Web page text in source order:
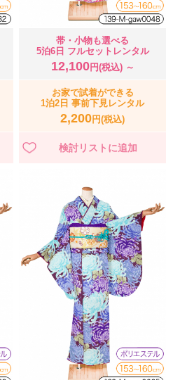
帯・小物も選べる
5泊6日 フルセットレンタル
12,100円(税込) ～
お家で試着ができる
1泊2日 事前下見レンタル
2,200円(税込)